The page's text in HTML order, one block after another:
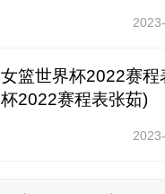
女篮世界杯2022赛程
杯2022赛程表张茹)